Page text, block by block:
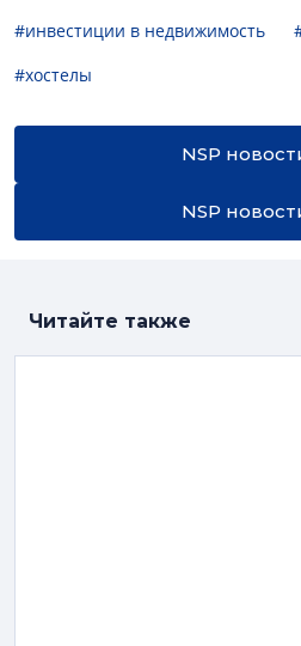
#инвестиции в недвижимость
#хостелы
NSP
NSP
Читайте также